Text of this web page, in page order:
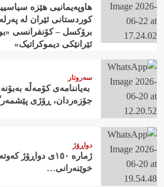
هاوپەیمانیی هێزە
کوردستانی ئێران لە
برۆکسل – کۆنفرانسی
ئێرانێکی دیموکراتیک»
سەروتار
جۆزەردان، ڕۆژی
دواڕۆژ
ژمارە ١٥٠ی دواڕۆژ
خوێنەرانی…